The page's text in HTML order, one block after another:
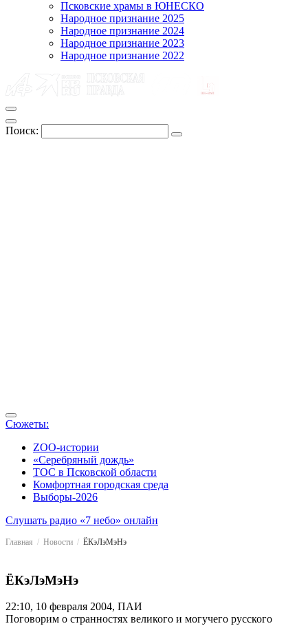
Псковские храмы в ЮНЕСКО
Народное признание 2025
Народное признание 2024
Народное признание 2023
Народное признание 2022
Поиск:
Сюжеты:
ZOO-истории
«Серебряный дождь»
ТОС в Псковской области
Комфортная городская среда
Выборы-2026
Слушать радио «7 небо» онлайн
Главная Новости ЁКэЛэМэНэ
ЁКэЛэМэНэ
22:10, 10 февраля 2004, ПАИ
Поговорим о странностях великого и могучего русского